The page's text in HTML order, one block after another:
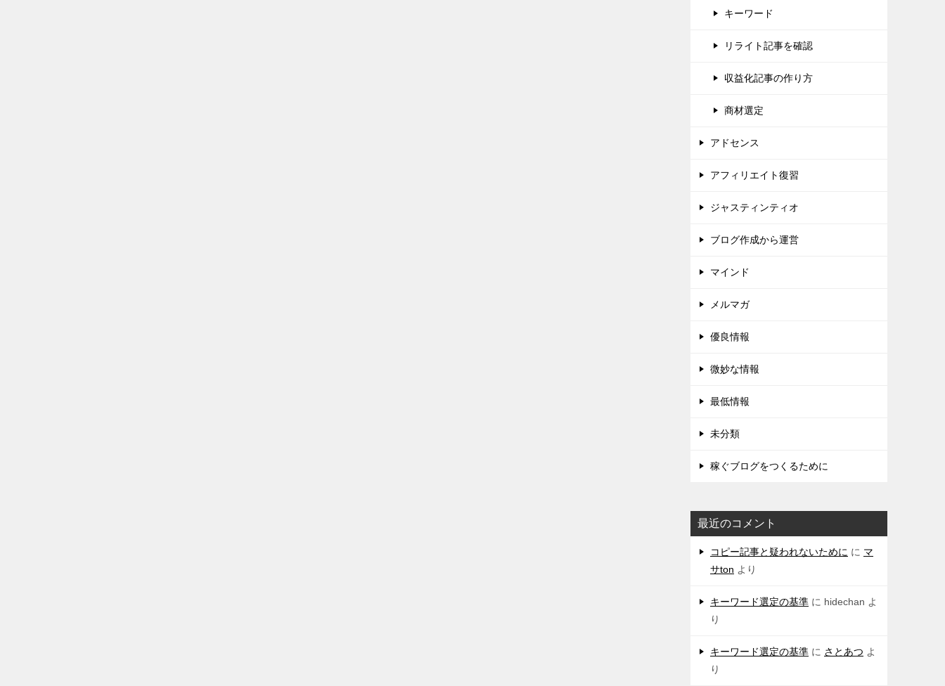
キーワード
リライト記事を確認
収益化記事の作り方
商材選定
アドセンス
アフィリエイト復習
ジャスティンティオ
ブログ作成から運営
マインド
メルマガ
優良情報
微妙な情報
最低情報
未分類
稼ぐブログをつくるために
最近のコメント
コピー記事と疑われないために に マ
サton より
キーワード選定の基準 に hidechan よ
り
キーワード選定の基準 に さとあつ よ
り